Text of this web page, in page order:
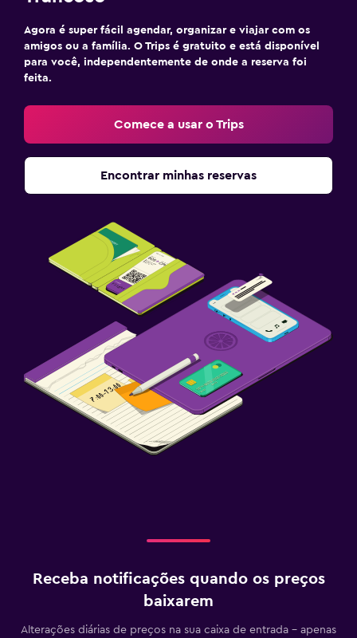
Agora é super fácil agendar, organizar e viajar com os
amigos ou a família. O Trips é gratuito e está disponível
para você, independentemente de onde a reserva foi
feita.
Comece a usar o Trips
Encontrar minhas reservas
Receba notificações quando os preços
baixarem
Alterações diárias de preços na sua caixa de entrada - apenas